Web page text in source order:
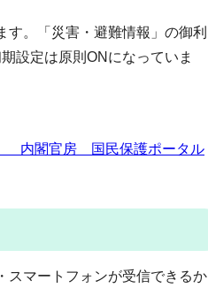
。「災害・避難情報」の御利
設定は原則ONになっていま
］ 内閣官房 国民保護ポータル
マートフォンが受信できるか